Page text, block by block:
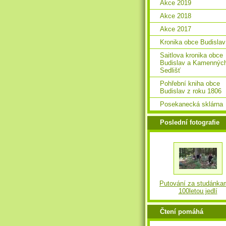
Akce 2019
Akce 2018
Akce 2017
Kronika obce Budislav
Saitlova kronika obce
Budislav a
Sedlišť
Pohřební kniha obce
Budislav z roku 1806
Posekanecká sklárna
Poslední fotografie
Putování za
100letou jedlí
Čtení pomáhá